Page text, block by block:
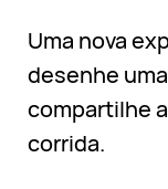
Uma nova
desenhe
compartilhe
corrida.